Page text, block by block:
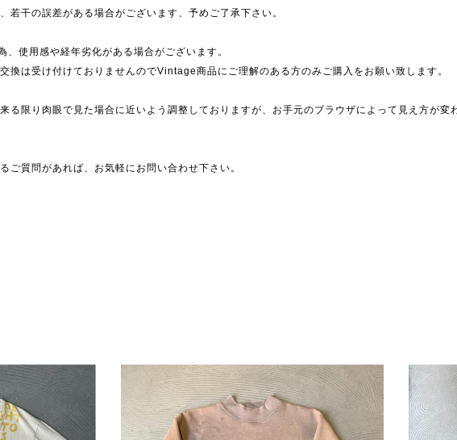
若干の誤差がある場合がございます、予めご了承下さい。
、使用感や経年劣化がある場合がございます。
換は受け付けておりませんのでVintage商品にご理解のある方のみご購入をお願い致します。
る限り肉眼で見た場合に近いよう調整しておりますが、お手元のブラウザによって見え方が変
ご質問があれば、お気軽にお問い合わせ下さい。